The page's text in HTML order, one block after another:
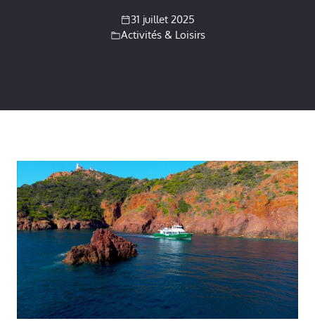
31 juillet 2025
Activités & Loisirs